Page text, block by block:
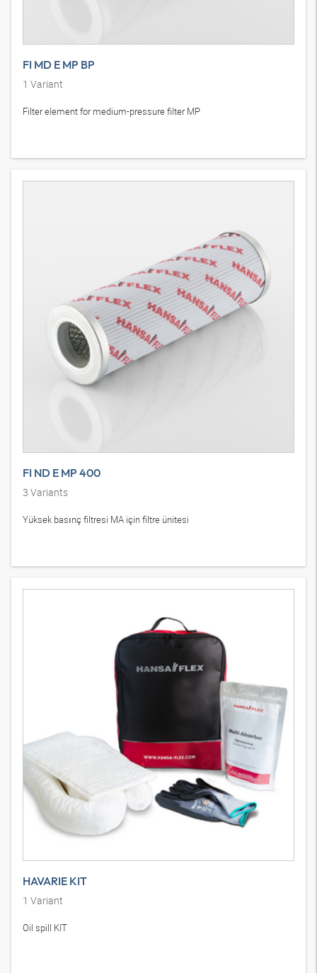
FI MD E MP BP
1 Variant
Filter element for medium-pressure filter MP
FI ND E MP 400
3 Variants
Yüksek basınç filtresi MA için filtre ünitesi
HAVARIE KIT
1 Variant
Oil spill KIT